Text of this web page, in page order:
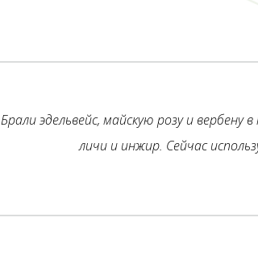
Брали эдельвейс, майскую розу и вербену
личи и инжир. Сейчас